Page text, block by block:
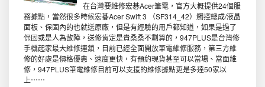
在台灣要維修宏碁Acer筆電，官方大概提供24個服
務據點，當然很多時候宏碁Acer Swift 3 （SF314_42）觸控總成/液晶
面板、保固內的也就送原廠，但是有經驗的用戶都知道，如果是過了
保固或是人為故障，送修肯定是貴桑桑不劃算的，947PLUS是台灣修
手機起家最大維修連鎖，目前已經全面開放筆電維修服務，第三方維
修的好處是價格優惠、速度更快，有預約現貨甚至可以當場、當面維
修，947PLUS筆電維修目前可以支援的維修據點更是多達50家以
上⋯⋯